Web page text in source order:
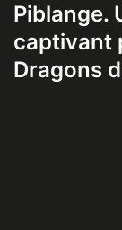
Piblange.
captivant
Dragons